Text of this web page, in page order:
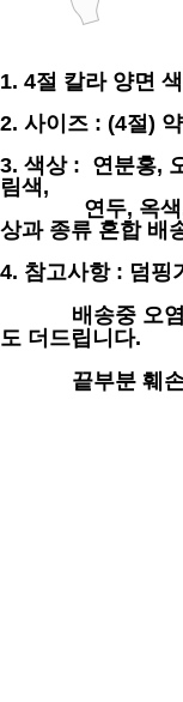
1. 4절 칼라 양면
2. 사이즈 : (4절)
3. 색상 : 연분홍,
림색,
연두, 옥색, 녹
상과 종류 혼합 배
4. 참고사항 : 덤핑
배송중 오염이
도 더드립니다.
끝부분 훼손이